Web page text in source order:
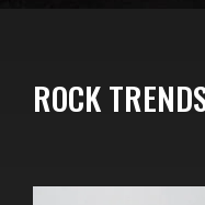
ROCK